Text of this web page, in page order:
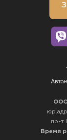
ООО
пр-т.
Время